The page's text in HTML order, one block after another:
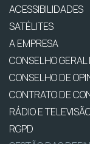
ACESSIBILIDADES
SATÉLITES
A EMPRESA
CONSELHO
CONSELHO DE
CONTRATO DE
RÁDIO E
RGPD